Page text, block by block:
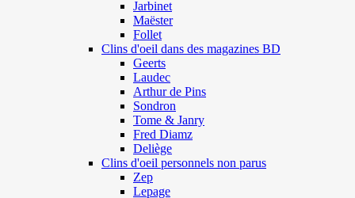
Jarbinet
Maëster
Follet
Clins d'oeil dans des magazines BD
Geerts
Laudec
Arthur de Pins
Sondron
Tome & Janry
Fred Diamz
Deliège
Clins d'oeil personnels non parus
Zep
Lepage